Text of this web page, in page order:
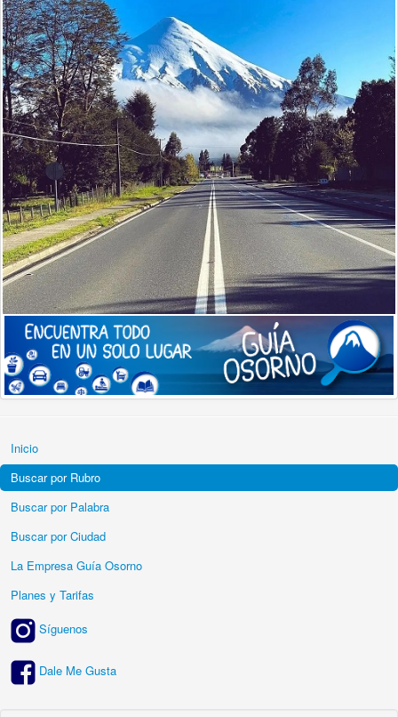
Inicio
Buscar por Rubro
Buscar por Palabra
Buscar por Ciudad
La Empresa Guía Osorno
Planes y Tarifas
Síguenos
Dale Me Gusta